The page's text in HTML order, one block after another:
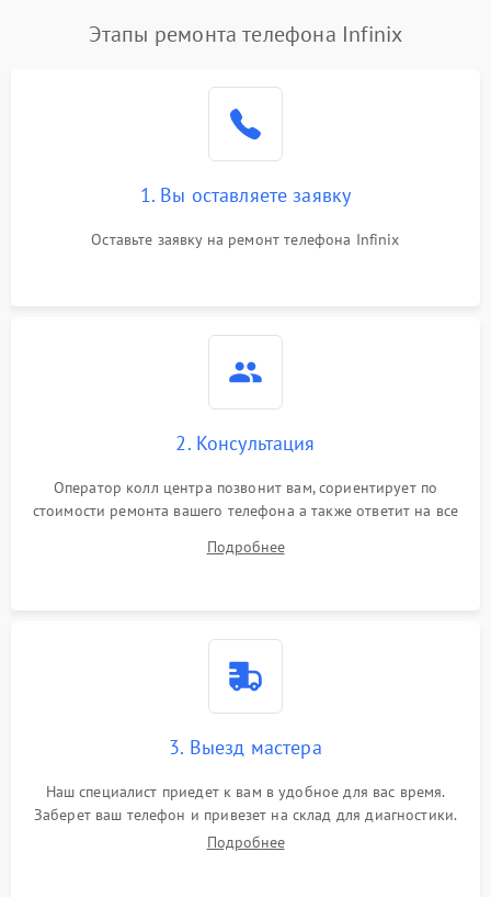
Этапы ремонта телефона Infinix
1. Вы оставляете заявку
Оставьте заявку на ремонт телефона Infinix
2. Консультация
Оператор колл центра позвонит вам, сориентирует по
стоимости ремонта вашего телефона а также ответит на все
Подробнее
3. Выезд мастера
Наш специалист приедет к вам в удобное для вас время.
Заберет ваш телефон и привезет на склад для диагностики.
Подробнее